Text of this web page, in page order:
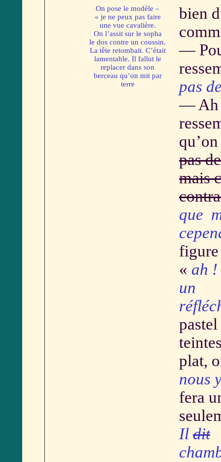
On pose le modèle –
« je ne peux pas faire
une vue cavalière.
On l’assit sur le sopha
le dos contre un coussin.
La tête retombait. C’était
lamentable. Il fallut le
replacer dans son
berceau qu’on mit par
terre
bien
—
pas
— Ah
pas
mais
que
figure
« ah !
un
plat,
nous
fera
Il dit